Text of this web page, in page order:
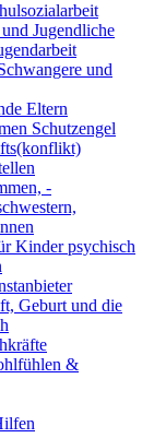
Jugendliche
und
Eltern
Schutzengel
-
Kinder psychisch
Geburt und die
&